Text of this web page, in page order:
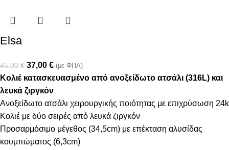
Elsa
45,00€ 37,00 € (με ΦΠΑ)
Κολιέ κατασκευασμένο από ανοξείδωτο ατσάλι (316L) και
λευκά ζιργκόν
Ανοξείδωτο ατσάλι χειρουργικής ποιότητας με επιχρύσωση 24k
Κολιέ με δύο σειρές από λευκά ζιργκόν
Προσαρμόσιμο μέγεθος (34,5cm) με επέκταση αλυσίδας
κουμπώματος (6,3cm)